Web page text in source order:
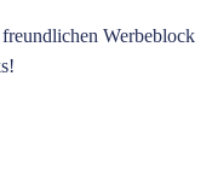
Werbeblock